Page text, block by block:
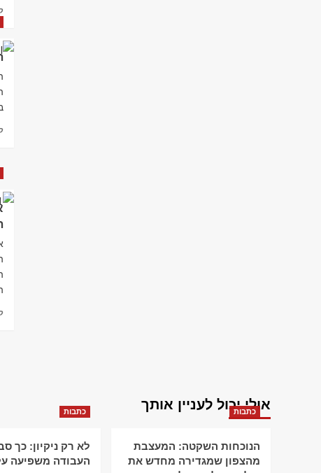
אולי יכול לעניין אותך
כתבות
הנוכחות השקטה: המעצבת
מהצפון שמגדירה מחדש את
כתבות
לא רק ניקיון: כך
העבודה משפיעה